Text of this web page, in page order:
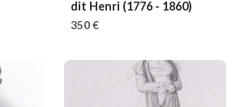
dit Henri (1776 - 1860)
350 €